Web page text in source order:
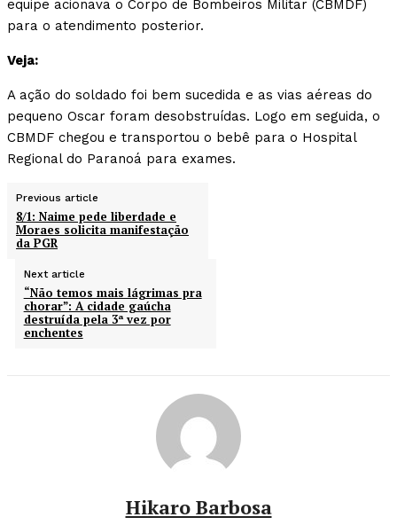
equipe acionava o Corpo de Bombeiros Militar (CBMDF)
para o atendimento posterior.
Veja:
A ação do soldado foi bem sucedida e as vias aéreas do
pequeno Oscar foram desobstruídas. Logo em seguida, o
CBMDF chegou e transportou o bebê para o Hospital
Regional do Paranoá para exames.
Previous article
8/1: Naime pede liberdade e
Moraes solicita manifestação
da PGR
Next article
“Não temos mais lágrimas pra
chorar”: A cidade gaúcha
destruída pela 3ª vez por
enchentes
Hikaro Barbosa